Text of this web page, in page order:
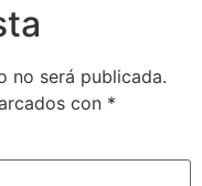
no será publicada.
con *